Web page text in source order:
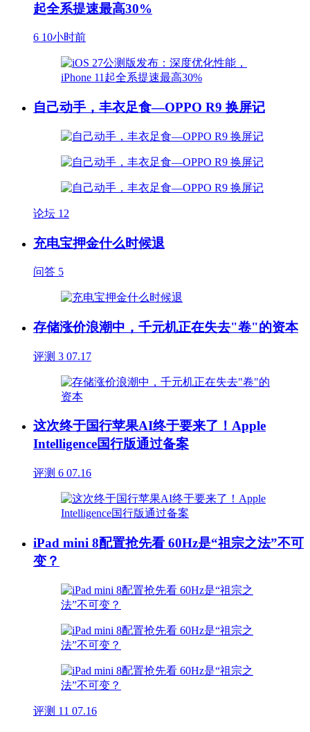
起全系提速最高30%
6 10小时前
自己动手，丰衣足食—OPPO R9 换屏记
论坛 12
充电宝押金什么时候退
问答 5
存储涨价浪潮中，千元机正在失去"卷"的资本
评测 3 07.17
这次终于国行苹果AI终于要来了！Apple
Intelligence国行版通过备案
评测 6 07.16
iPad mini 8配置抢先看 60Hz是“祖宗之法”不可
变？
评测 11 07.16